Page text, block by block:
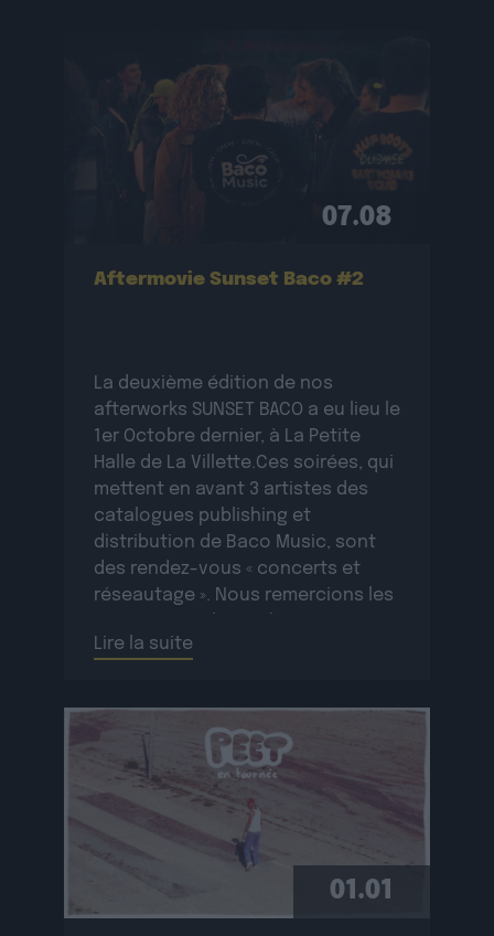
07.08
Aftermovie Sunset Baco #2
La deuxième édition de nos
afterworks SUNSET BACO a eu lieu le
1er Octobre dernier, à La Petite
Halle de La Villette.Ces soirées, qui
mettent en avant 3 artistes des
catalogues publishing et
distribution de Baco Music, sont
des rendez-vous « concerts et
réseautage ». Nous remercions les
:* Frizzy P & Mr Cole* Felhur x
Lire la suite
01.01